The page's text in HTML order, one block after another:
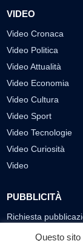
VIDEO
Video Cronaca
Video Politica
Video Attualità
Video Economia
Video Cultura
Video Sport
Video Tecnologie
Video Curiosità
Video
PUBBLICITÀ
Richiesta
Questo sito